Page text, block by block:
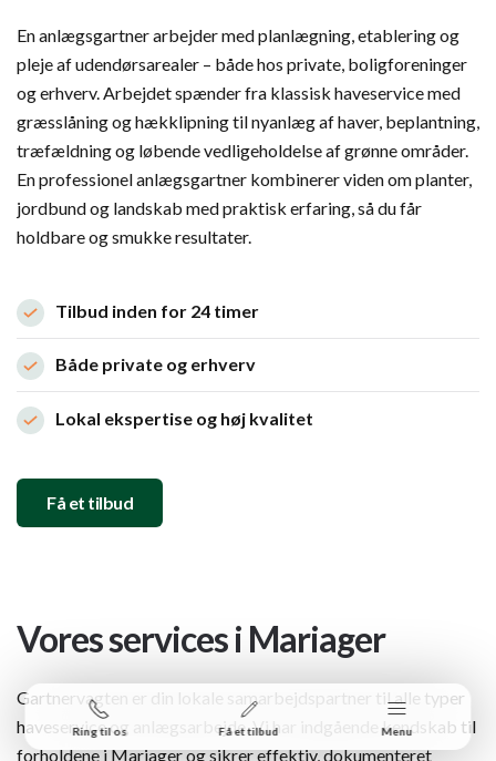
En anlægsgartner arbejder med planlægning, etablering og
pleje af udendørsarealer – både hos private, boligforeninger
og erhverv. Arbejdet spænder fra klassisk haveservice med
græsslåning og hækklipning til nyanlæg af haver, beplantning,
træfældning og løbende vedligeholdelse af grønne områder.
En professionel anlægsgartner kombinerer viden om planter,
jordbund og landskab med praktisk erfaring, så du får
holdbare og smukke resultater.
Tilbud inden for 24 timer
Både private og erhverv
Lokal ekspertise og høj kvalitet
Få et tilbud
Vores services i Mariager
Gartnervagten er din lokale samarbejdspartner til alle typer
haveservice og anlægsarbejde. Vi har indgående kendskab til
forholdene i Mariager og sikrer effektiv, dokumenteret
Ring til os Få et tilbud Menu